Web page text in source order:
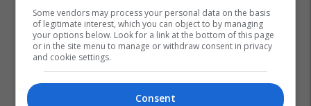
Some vendors may process your personal data on the basis
of legitimate interest, which you can object to by managing
your options below. Look for a link at the bottom of this page
or in the site menu to manage or withdraw consent in privacy
and cookie settings.
Consent